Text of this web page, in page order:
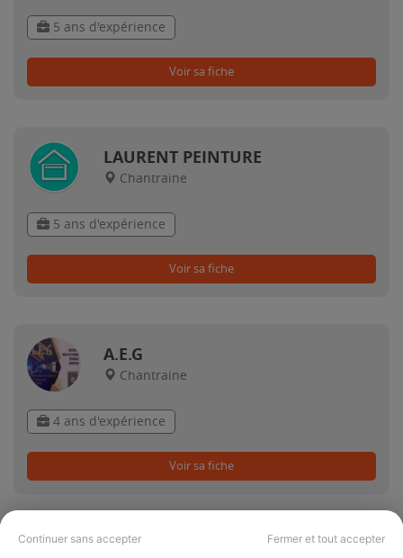
Continuer sans accepter Fermer et tout accepter
5 ans d'expérience
Voir sa fiche
LAURENT PEINTURE
Chantraine
5 ans d'expérience
Voir sa fiche
A.E.G
Chantraine
4 ans d'expérience
Voir sa fiche